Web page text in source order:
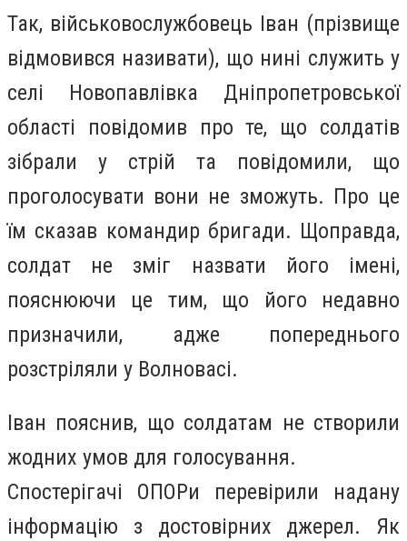
Так, військовослужбовець Іван (прізвище
відмовився називати), що нині служить у
селі Новопавлівка Дніпропетровської
області повідомив про те, що солдатів
зібрали у стрій та повідомили, що
проголосувати вони не зможуть. Про це
їм сказав командир бригади. Щоправда,
солдат не зміг назвати його імені,
пояснюючи це тим, що його недавно
призначили, адже попереднього
розстріляли у Волновасі.
Іван пояснив, що солдатам не створили
жодних умов для голосування.
Спостерігачі ОПОРи перевірили надану
інформацію з достовірних джерел. Як